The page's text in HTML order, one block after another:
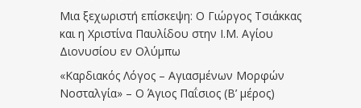
Μια ξεχωριστή επίσκεψη: Ο Γιώργος Τσιάκκας
και η Χριστίνα Παυλίδου στην Ι.Μ. Αγίου
Διονυσίου εν Ολύμπω
«Καρδιακός Λόγος – Αγιασμένων Μορφών
Νοσταλγία» – Ο Άγιος Παΐσιος (Β’ μέρος)